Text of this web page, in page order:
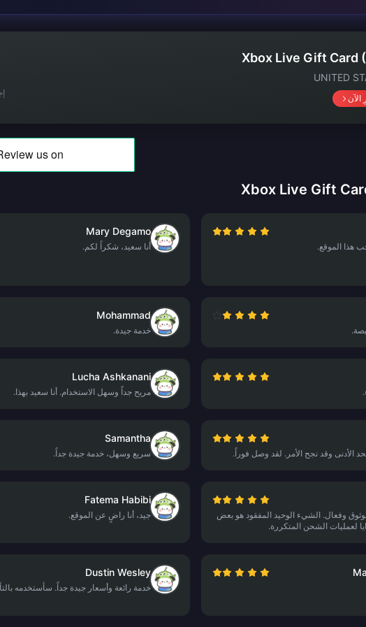
Xbox Live Gift Card
UNITED
الآن
هذا الموقع.
Mary Degamo
أنا سعيد، شكراً لكم.
Mohammad
خدمة جيدة.
Lucha Ashkanani
مريح جداً وسهل الاستخدام. أنا سعيد بهذا.
الأدنى وقد نجح الأمر. لقد وصل فوراً.
Samantha
سريع وسهل، خدمة جيدة جداً.
وفعال. الشيء الوحيد المفقود هو بعض
لعمليات الشحن المتكررة.
Fatema Habibi
جيد، أنا راضٍ عن الموقع.
Dustin Wesley
خدمة رائعة وأسعار جيدة جداً. سأستخدمه